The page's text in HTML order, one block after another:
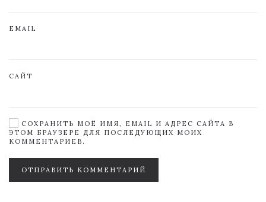
EMAIL
САЙТ
СОХРАНИТЬ МОЁ ИМЯ, EMAIL И АДРЕС САЙТА В
ЭТОМ БРАУЗЕРЕ ДЛЯ ПОСЛЕДУЮЩИХ МОИХ
КОММЕНТАРИЕВ.
ОТПРАВИТЬ КОММЕНТАРИЙ